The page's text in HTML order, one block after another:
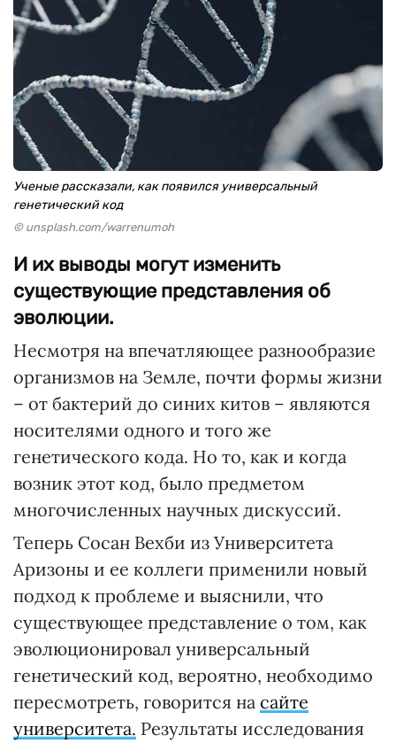
Ученые рассказали, как появился универсальный
генетический код
© unsplash.com/warrenumoh
И их выводы могут изменить
существующие представления об
эволюции.
Несмотря на впечатляющее разнообразие
организмов на Земле, почти формы жизни
– от бактерий до синих китов – являются
носителями одного и того же
генетического кода. Но то, как и когда
возник этот код, было предметом
многочисленных научных дискуссий.
Теперь Сосан Вехби из Университета
Аризоны и ее коллеги применили новый
подход к проблеме и выяснили, что
существующее представление о том, как
эволюционировал универсальный
генетический код, вероятно, необходимо
пересмотреть, говорится на сайте
университета. Результаты исследования